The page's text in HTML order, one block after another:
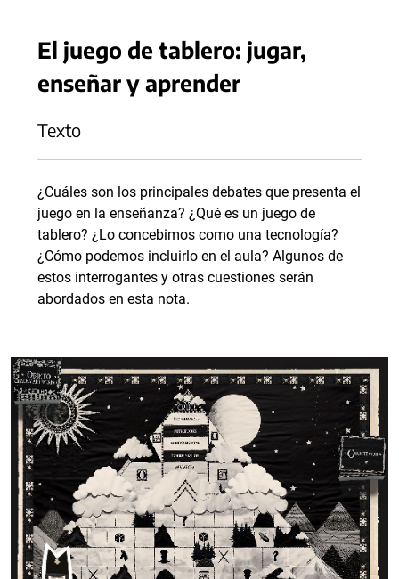
El juego de tablero: jugar,
enseñar y aprender
Texto
¿Cuáles son los principales debates que presenta el
juego en la enseñanza? ¿Qué es un juego de
tablero? ¿Lo concebimos como una tecnología?
¿Cómo podemos incluirlo en el aula? Algunos de
estos interrogantes y otras cuestiones serán
abordados en esta nota.